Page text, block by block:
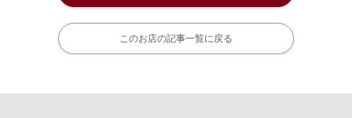
このお店の記事一覧に戻る